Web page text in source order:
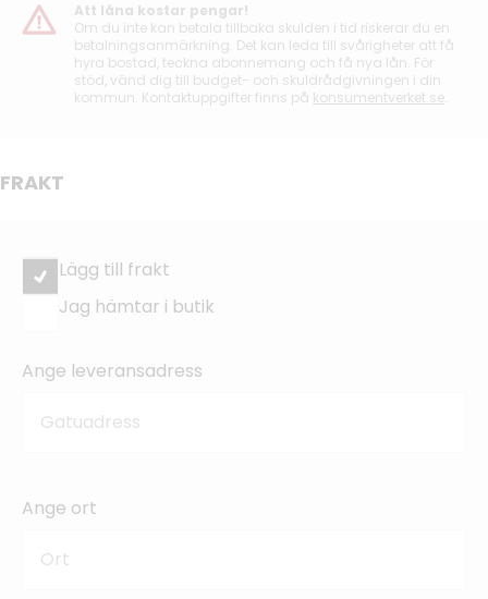
Att låna kostar pengar!
Om du inte kan betala tillbaka skulden i tid riskerar du en
betalningsanmärkning. Det kan leda till svårigheter att få
hyra bostad, teckna abonnemang och få nya lån. För
stöd, vänd dig till budget- och skuldrådgivningen i din
kommun. Kontaktuppgifter finns på konsumentverket.se
FRAKT
Lägg till frakt
Jag hämtar i butik
Ange leveransadress
Ange ort